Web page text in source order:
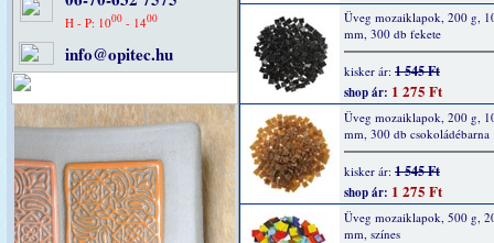
H - P: 1000- 1400
info@opitec.hu
Üveg mozaiklapok, 200 g,
mm, 300 db fekete
kisker ár: 1 545 Ft
shop ár: 1 275 Ft
Üveg mozaiklapok, 200 g,
mm, 300 db csokoládébarna
kisker ár: 1 545 Ft
shop ár: 1 275 Ft
Üveg mozaiklapok, 500 g,
mm, színes